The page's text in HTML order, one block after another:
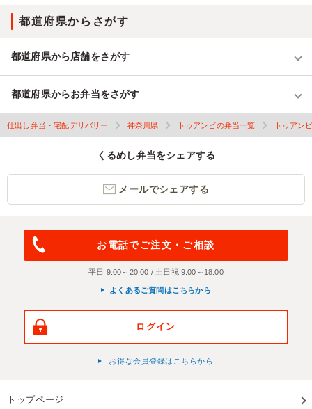
都道府県からさがす
都道府県から店舗をさがす
都道府県からお弁当をさがす
仕出し弁当・宅配デリバリー 神奈川県 トゥアンビの弁当一覧 トゥアン
くるめし弁当をシェアする
メールでシェアする
お電話でご注文・ご相談
平日 9:00～20:00 / 土日祝 9:00～18:00
よくあるご質問はこちらから
ログイン
お得な会員登録はこちらから
トップページ